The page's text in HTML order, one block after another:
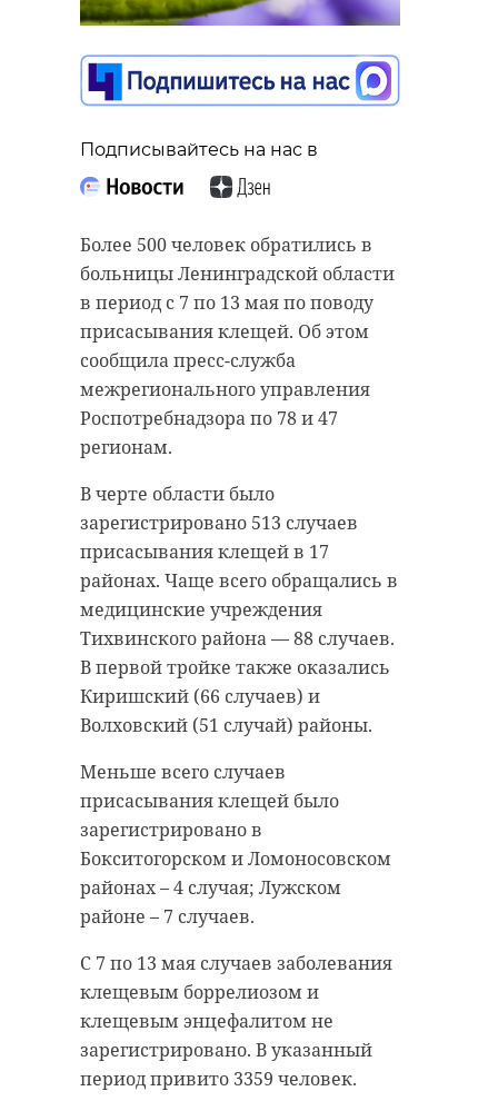
Подписывайтесь на нас в
Более 500 человек обратились в
больницы Ленинградской области
в период с 7 по 13 мая по поводу
присасывания клещей. Об этом
сообщила пресс-служба
межрегионального управления
Роспотребнадзора по 78 и 47
регионам.
В черте области было
зарегистрировано 513 случаев
присасывания клещей в 17
районах. Чаще всего обращались в
медицинские учреждения
Тихвинского района — 88 случаев.
В первой тройке также оказались
Киришский (66 случаев) и
Волховский (51 случай) районы.
Меньше всего случаев
присасывания клещей было
зарегистрировано в
Бокситогорском и Ломоносовском
районах – 4 случая; Лужском
районе – 7 случаев.
С 7 по 13 мая случаев заболевания
клещевым боррелиозом и
клещевым энцефалитом не
зарегистрировано. В указанный
период привито 3359 человек.